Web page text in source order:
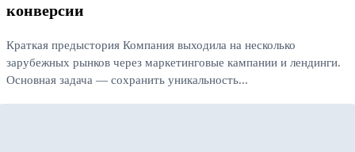
конверсии
Краткая предыстория Компания выходила на несколько
зарубежных рынков через маркетинговые кампании и лендинги.
Основная задача — сохранить уникальность...